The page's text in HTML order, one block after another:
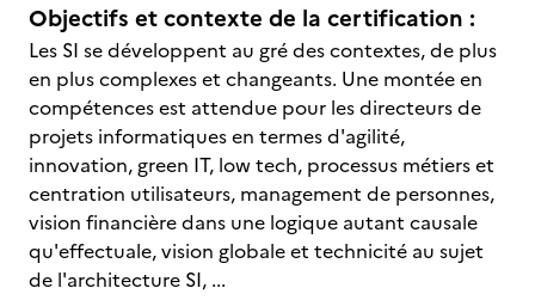
Objectifs et contexte de la certification :
Les SI se développent au gré des contextes, de plus
en plus complexes et changeants. Une montée en
compétences est attendue pour les directeurs de
projets informatiques en termes d'agilité,
innovation, green IT, low tech, processus métiers et
centration utilisateurs, management de personnes,
vision financière dans une logique autant causale
qu'effectuale, vision globale et technicité au sujet
de l'architecture SI, ...